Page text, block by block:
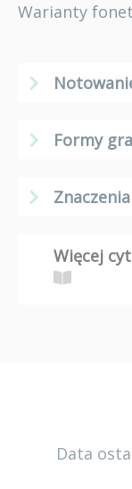
Warianty
Formy
Znaczenia
Więcej
Data